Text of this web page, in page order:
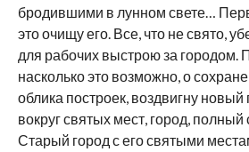
бродившими в лунном свете…
это очищу его. Все, что не свято,
для рабочих выстрою за городом.
насколько это возможно, о
облика построек, воздвигну
вокруг святых мест, город, полный
Старый город с его святыми